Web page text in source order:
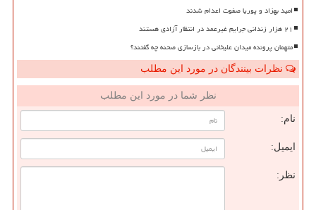
امید بهزاد و پوریا صفوت اعدام شدند
۲۱ هزار زندانی جرایم غیرعمد در انتظار آزادی هستند
متهمان پرونده میدان علیخانی در بازسازی صحنه چه گفتند؟
نظرات بینندگان در مورد این مطلب
نظر شما در مورد این مطلب
نام:
ایمیل:
نظر: